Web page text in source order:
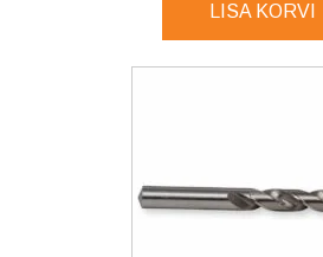
LISA KORVI